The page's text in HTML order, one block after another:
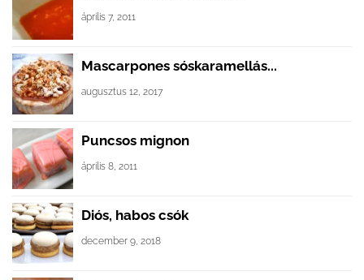
április 7, 2011
Mascarpones sóskaramellás...
augusztus 12, 2017
Puncsos mignon
április 8, 2011
Diós, habos csók
december 9, 2018